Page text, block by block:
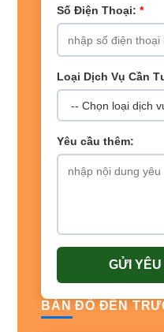
Số Điện Thoại: *
Loại Dịch Vụ Cần
Yêu cầu thêm:
GỬI
BẢN ĐỒ ĐẾN